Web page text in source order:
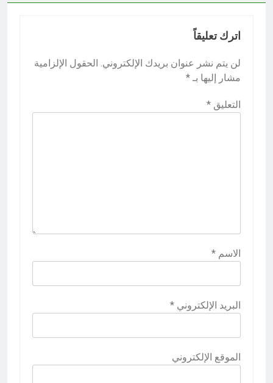
اترك تعليقاً
لن يتم نشر عنوان بريدك الإلكتروني. الحقول الإلزامية
مشار إليها بـ *
التعليق *
الاسم *
البريد الإلكتروني *
الموقع الإلكتروني